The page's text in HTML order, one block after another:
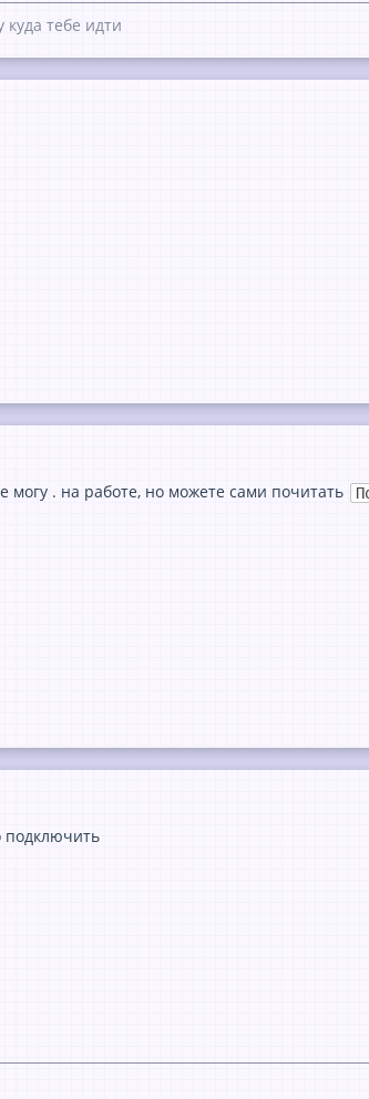
тебе идти
могу . на работе, но можете сами почитать
подключить